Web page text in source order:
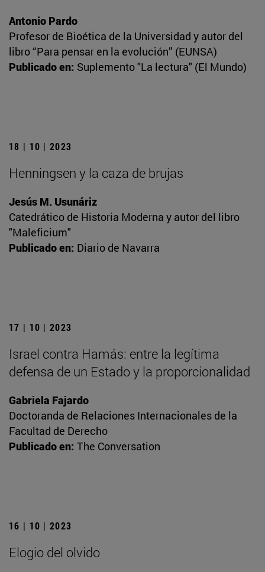
Antonio Pardo
Profesor de Bioética de la Universidad y autor del
libro “Para pensar en la evolución” (EUNSA)
Publicado en: Suplemento "La lectura" (El Mundo)
18 | 10 | 2023
Henningsen y la caza de brujas
Jesús M. Usunáriz
Catedrático de Historia Moderna y autor del libro
"Maleficium"
Publicado en: Diario de Navarra
17 | 10 | 2023
Israel contra Hamás: entre la legítima
defensa de un Estado y la proporcionalidad
Gabriela Fajardo
Doctoranda de Relaciones Internacionales de la
Facultad de Derecho
Publicado en: The Conversation
16 | 10 | 2023
Elogio del olvido